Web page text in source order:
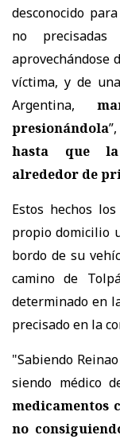
desconocido
no
aprovechándose
víctima, y de
Argentina,
presionándola
hasta que la
alrededor de
Estos hechos
propio domicilio
bordo de su
camino de
determinado en
precisado en la
"Sabiendo
siendo médico
medicamentos
no